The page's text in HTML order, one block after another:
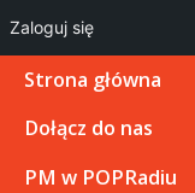
Strona główna
Dołącz do nas
PM w POPRadiu
Zaloguj się